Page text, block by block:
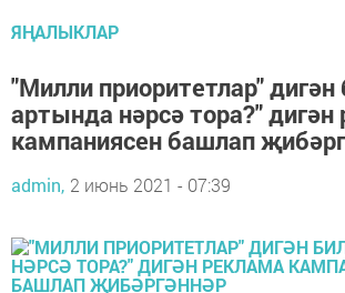
ЯҢАЛЫКЛАР
"Милли приоритетлар" дигән
артында нәрсә тора?" дигән
кампаниясен башлап
admin, 2 июнь 2021 - 07:39